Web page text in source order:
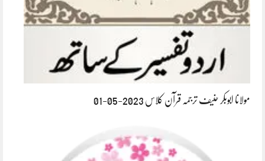
مولانا ابوبکر حنیف ترجمہ قرآن کلاس 2023-05-01